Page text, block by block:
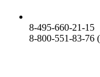
8-495-660-21-15
8-800-551-83-76